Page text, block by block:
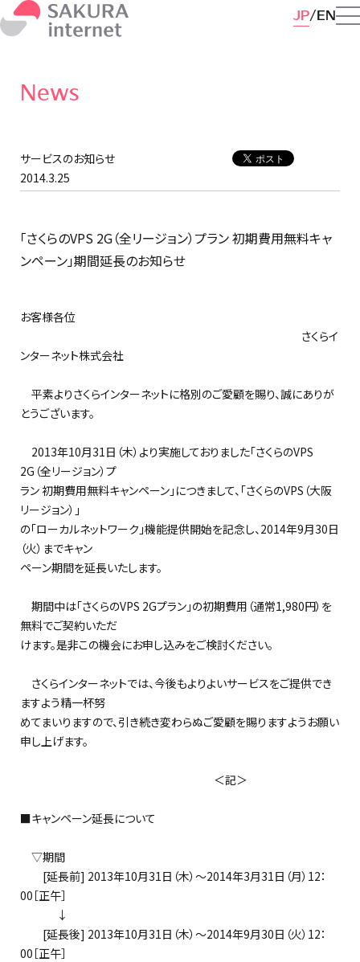
JP EN
News
サービスのお知らせ
2014.3.25
「さくらのVPS 2G（全リージョン）プラン 初期費用無料キャ
ンペーン」期間延長のお知らせ
お客様各位
さくらイ
ンターネット株式会社
平素よりさくらインターネットに格別のご愛顧を賜り、誠にありが
とうございます。
2013年10月31日（木）より実施しておりました「さくらのVPS
2G（全リージョン）プ
ラン 初期費用無料キャンペーン」につきまして、「さくらのVPS（大阪
リージョン）」
の「ローカルネットワーク」機能提供開始を記念し、2014年9月30日
（火）までキャン
ペーン期間を延長いたします。
期間中は「さくらのVPS 2Gプラン」の初期費用（通常1,980円）を
無料でご契約いただ
けます。是非この機会にお申し込みをご検討ください。
さくらインターネットでは、今後もよりよいサービスをご提供でき
ますよう精一杯努
めてまいりますので、引き続き変わらぬご愛顧を賜りますようお願い
申し上げます。
＜記＞
■キャンペーン延長について
▽期間
[延長前] 2013年10月31日（木）～2014年3月31日（月）12：
00［正午］
↓
[延長後] 2013年10月31日（木）～2014年9月30日（火）12：
00［正午］